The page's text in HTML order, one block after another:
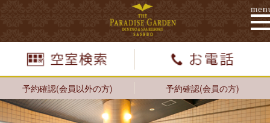
予約確認(会員以外の方) 予約確認(会員の方)